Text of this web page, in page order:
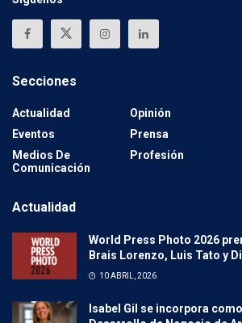
Secciones
Actualidad
Eventos
Medios De
Comunicación
Opinión
Prensa
Profesión
Actualidad
World Press Photo 2026
Brais Lorenzo, Luis Tato y
10 ABRIL, 2026
Isabel Gil se incorpora